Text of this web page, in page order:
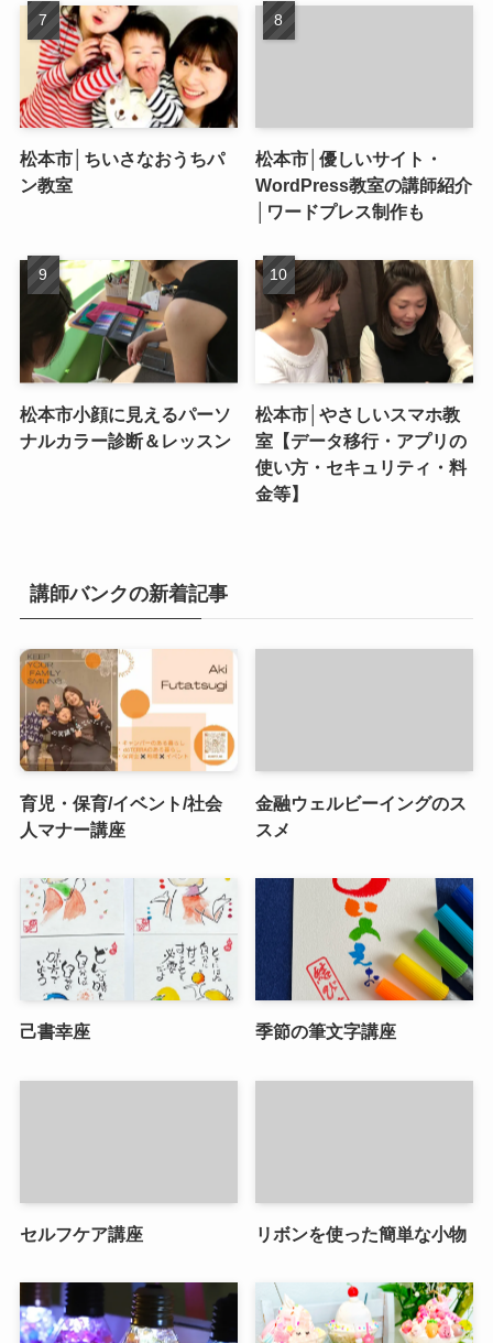
松本市│ちいさなおうちパ
ン教室
松本市│優しいサイト・
WordPress教室の講師紹介
│ワードプレス制作も
松本市小顔に見えるパーソ
ナルカラー診断＆レッスン
松本市│やさしいスマホ教
室【データ移行・アプリの
使い方・セキュリティ・料
金等】
講師バンクの新着記事
育児・保育/イベント/社会
人マナー講座
金融ウェルビーイングのス
スメ
己書幸座 季節の筆文字講座
セルフケア講座 リボンを使った簡単な小物